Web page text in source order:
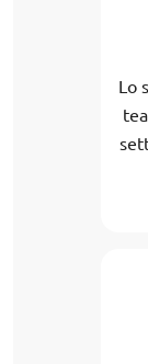
Lo